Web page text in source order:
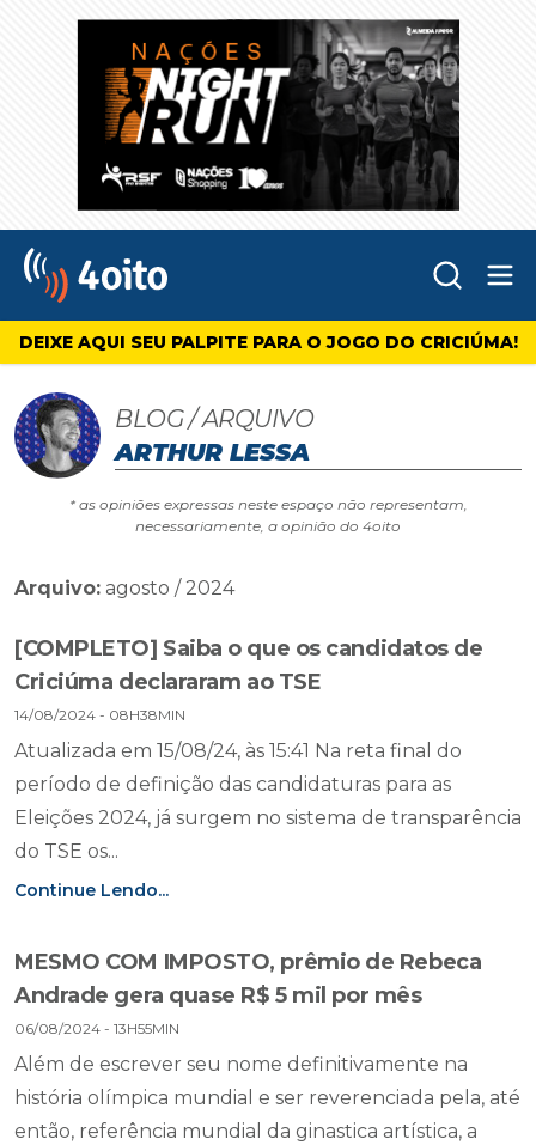
4oito
DEIXE AQUI SEU PALPITE PARA O JOGO DO CRICIÚMA!
BLOG / ARQUIVO
ARTHUR LESSA
* as opiniões expressas neste espaço não representam,
necessariamente, a opinião do 4oito
Arquivo: agosto / 2024
[COMPLETO] Saiba o que os candidatos de
Criciúma declararam ao TSE
14/08/2024 - 08H38MIN
Atualizada em 15/08/24, às 15:41 Na reta final do
período de definição das candidaturas para as
Eleições 2024, já surgem no sistema de transparência
do TSE os...
Continue Lendo...
MESMO COM IMPOSTO, prêmio de Rebeca
Andrade gera quase R$ 5 mil por mês
06/08/2024 - 13H55MIN
Além de escrever seu nome definitivamente na
história olímpica mundial e ser reverenciada pela, até
então, referência mundial da ginastica artística, a